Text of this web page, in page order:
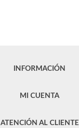
INFORMACIÓN
MI CUENTA
ATENCIÓN AL CLIENTE